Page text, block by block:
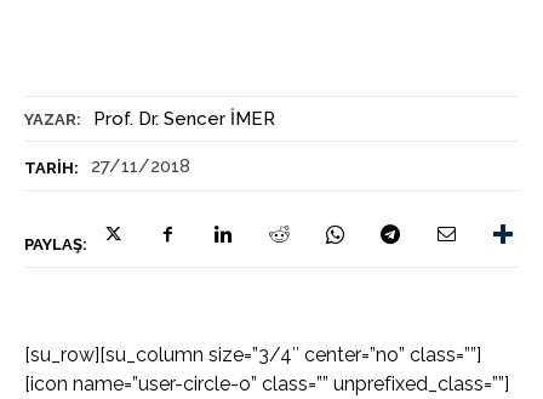
YAZAR: Prof. Dr. Sencer İMER
TARIH: 27/11/2018
PAYLAŞ:
[su_row][su_column size=”3/4″ center=”no” class=””]
[icon name=”user-circle-o” class=”” unprefixed_class=””]